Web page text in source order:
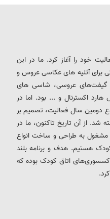
در آبان ماه سال 1393 فعالیت خود را آغاز کرد. ما در این
برای آتلیه های عکاسی عروس و
گیفت‌های عروسی، شاسی های
هارد اکسترنال و ... بود. اما در
با شروع دومین سال فعالیت، تصمیم بر
شد. از آن تاریخ تاکنون، ما در
به طراحی و ساخت انواع
هستیم. هدف و برنامه بلند
اتاق کودک بوده که